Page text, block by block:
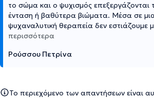
το σώμα και ο ψυχισμός επεξεργάζονται
ένταση ή βαθύτερα βιώματα. Μέσα σε
ψυχαναλυτική θεραπεία δεν εστιάζουμε
περισσότερα
Ρούσσου Πετρίνα
Το περιεχόμενο των απαντήσεων είναι